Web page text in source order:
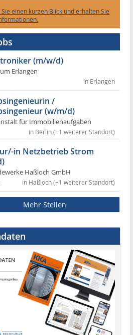
Sie einen kurzen Blick und erhalten Sie
(m/w/d)
Erlangen
in Erlangen
/
(w/m/d)
für Immobilienaufgaben
in Berlin (+1 weiterer Standort)
in Netzbetrieb Strom
Haßloch GmbH
in Haßloch (+1 weiterer Standort)
Mehr Stellen